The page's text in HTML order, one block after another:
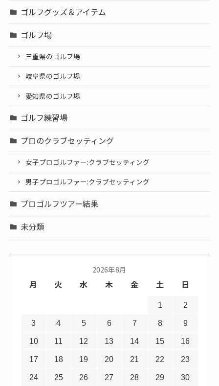
ゴルフグッズ＆アイテム
ゴルフ場
三重県のゴルフ場
岐阜県のゴルフ場
愛知県のゴルフ場
ゴルフ練習場
プロのクラブセッティング
女子プロゴルファー:クラブセッティング
男子プロゴルファー:クラブセッティング
プロゴルフツアー結果
未分類
2026年8月
月 火 水 木 金 土 日
1 2
3 4 5 6 7 8 9
10 11 12 13 14 15 16
17 18 19 20 21 22 23
24 25 26 27 28 29 30